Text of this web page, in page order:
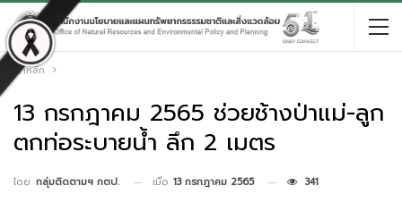
หน้าหลัก
13 กรกฎาคม 2565 ช่วยช้างป่าแม่-ลูก
ตกท่อระบายน้ำ ลึก 2 เมตร
โดย กลุ่มติดตามฯ กตป. เมื่อ 13 กรกฎาคม 2565 341